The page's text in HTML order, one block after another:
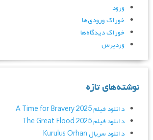
ورود
خوراک ورودی‌ها
خوراک دیدگاه‌ها
وردپرس
نوشته‌های تازه
دانلود فیلم A Time for Bravery 2025
دانلود فیلم The Great Flood 2025
دانلود سریال Kurulus Orhan